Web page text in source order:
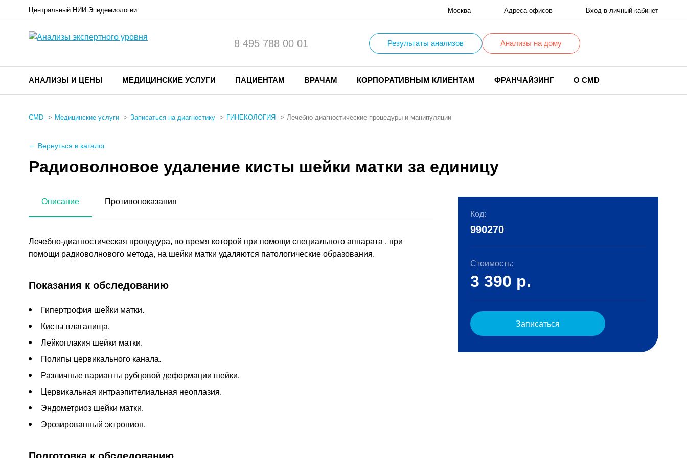
Центральный НИИ Эпидемиологии Москва Адреса офисов Вход в личный кабинет
8 495 788 00 01 Результаты анализов Анализы на дому
АНАЛИЗЫ И ЦЕНЫ МЕДИЦИНСКИЕ УСЛУГИ ПАЦИЕНТАМ ВРАЧАМ КОРПОРАТИВНЫМ КЛИЕНТАМ ФРАНЧАЙЗИНГ О CMD
CMD Медицинские услуги Записаться на диагностику ГИНЕКОЛОГИЯ Лечебно-диагностические процедуры и манипуляции
← Вернуться в каталог
Радиоволновое удаление кисты шейки матки за единицу
Описание Противопоказания
Лечебно-диагностическая процедура, во время которой при помощи специального аппарата , при
помощи радиоволнового метода, на шейки матки удаляются патологические образования.
Показания к обследованию
Гипертрофия шейки матки.
Кисты влагалища.
Лейкоплакия шейки матки.
Полипы цервикального канала.
Различные варианты рубцовой деформации шейки.
Цервикальная интраэпителиальная неоплазия.
Эндометриоз шейки матки.
Эрозированный эктропион.
Код:
990270
Стоимость:
3 390 р.
Записаться